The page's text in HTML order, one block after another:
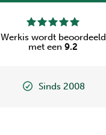
Werkis wordt beoordeeld
met een 9.2
Sinds 2008